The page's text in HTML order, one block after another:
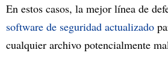
En estos casos, la mejor línea de
software de seguridad actualizado
cualquier archivo potencialmente